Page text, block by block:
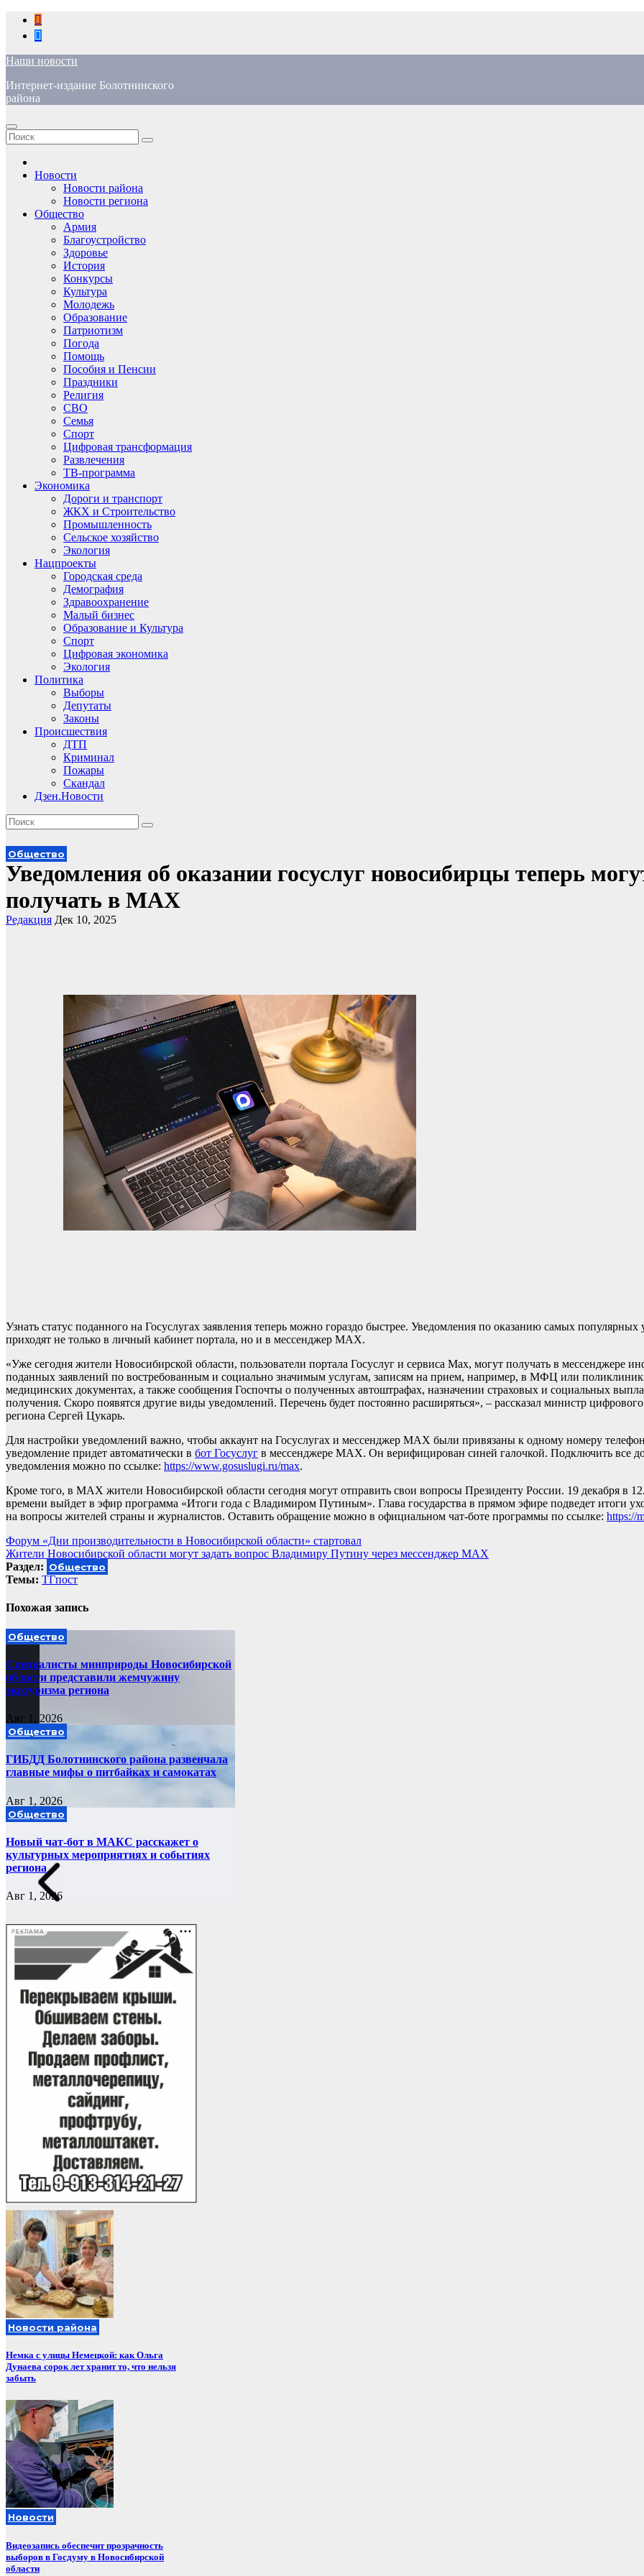
Перейти
содержимому
Наши новости
Интернет-издание Болотнинского
района
Новости
Новости района
Новости региона
Общество
Армия
Благоустройство
Здоровье
История
Конкурсы
Культура
Молодежь
Образование
Патриотизм
Погода
Помощь
Пособия и Пенсии
Праздники
Религия
СВО
Семья
Спорт
Цифровая трансформация
Развлечения
ТВ-программа
Экономика
Дороги и транспорт
ЖКХ и Строительство
Промышленность
Сельское хозяйство
Экология
Нацпроекты
Городская среда
Демография
Здравоохранение
Малый бизнес
Образование и Культура
Спорт
Цифровая экономика
Экология
Политика
Выборы
Депутаты
Законы
Происшествия
ДТП
Криминал
Пожары
Скандал
Дзен.Новости
Общество
Уведомления об оказании госуслуг новосибирцы теперь
получать в МАХ
Редакция Дек 10, 2025
Узнать статус поданного на Госуслугах заявления теперь можно гораздо быстрее. Уведомления по оказанию самых популярных
приходят не только в личный кабинет портала, но и в мессенджер МАХ.
«Уже сегодня жители Новосибирской области, пользователи портала Госуслуг и сервиса Max, могут получать в мессенджере
поданных заявлений по востребованным и социально значимым услугам, записям на прием, например, в МФЦ или
медицинских документах, а также сообщения Госпочты о полученных автоштрафах, назначении страховых и социальных
получения. Скоро появятся другие виды уведомлений. Перечень будет постоянно расширяться», – рассказал министр цифрового
региона Сергей Цукарь.
Для настройки уведомлений важно, чтобы аккаунт на Госуслугах и мессенджер МАХ были привязаны к одному номеру
уведомление придет автоматически в бот Госуслуг в мессенджере МАХ. Он верифицирован синей галочкой. Подключить все
уведомления можно по ссылке: https://www.gosuslugi.ru/max.
Кроме того, в МАХ жители Новосибирской области сегодня могут отправить свои вопросы Президенту России. 19 декабря в
времени выйдет в эфир программа «Итоги года с Владимиром Путиным». Глава государства в прямом эфире подведет итоги
на вопросы жителей страны и журналистов. Оставить обращение можно в официальном чат-боте программы по ссылке: https://
Навигация
по
записям
Форум «Дни производительности в Новосибирской области» стартовал
Жители Новосибирской области могут задать вопрос Владимиру Путину через мессенджер МАХ
Раздел: Общество
Темы: ТГпост
Похожая запись
Общество
Специалисты минприроды Новосибирской
области представили жемчужину
экотуризма региона
Авг 1, 2026
Общество
ГИБДД Болотнинского района развенчала
главные мифы о питбайках и самокатах
Авг 1, 2026
Общество
Новый чат-бот в МАКС расскажет о
культурных мероприятиях и событиях
региона
Авг 1, 2026
РЕКЛАМА
Новости района
Немка с улицы Немецкой: как Ольга
Дунаева сорок лет хранит то, что нельзя
забыть
Новости
Видеозапись обеспечит прозрачность
выборов в Госдуму в Новосибирской
области